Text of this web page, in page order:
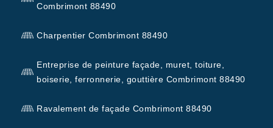
Combrimont 88490
Charpentier Combrimont 88490
Entreprise de peinture façade, muret, toiture,
boiserie, ferronnerie, gouttière Combrimont 88490
Ravalement de façade Combrimont 88490